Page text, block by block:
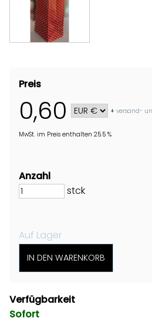
Preis
0,60 +versand-
MwSt. im Preis enthalten 25.5 %
Anzahl
stck
Auf Lager
Verfügbarkeit
Sofort